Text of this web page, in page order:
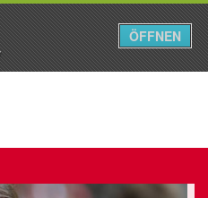
Menü
ÖFFNEN